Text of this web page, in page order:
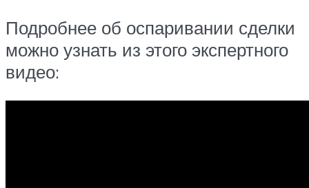
Подробнее об оспаривании сделки
можно узнать из этого экспертного
видео: